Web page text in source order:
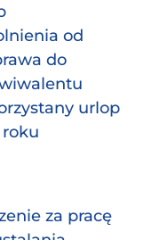
od
do
urlop
za pracę